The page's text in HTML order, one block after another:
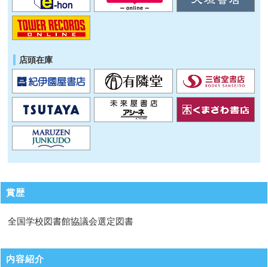
店頭在庫
賞歴
全国学校図書館協議会選定図書
内容紹介